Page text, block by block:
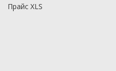
Прайс XLS